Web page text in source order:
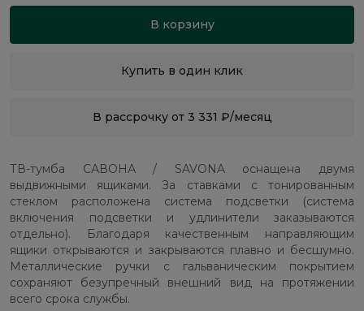
В корзину
Купить в один клик
В рассрочку от 3 331 ₽/месяц
ТВ-тумба САВОНА / SAVONA оснащена двумя
выдвижными ящиками. За ставками с тонированным
стеклом расположена система подсветки (система
включения подсветки и удлинители заказываются
отдельно). Благодаря качественным направляющим
ящики открываются и закрываются плавно и бесшумно.
Металлические ручки с гальваническим покрытием
сохраняют безупречный внешний вид на протяжении
всего срока службы.